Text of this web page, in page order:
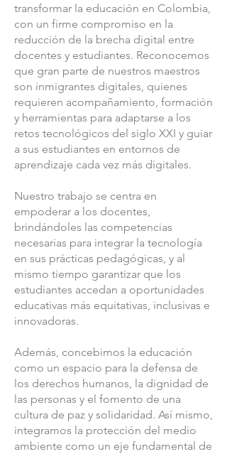
transformar la educación en Colombia,
con un firme compromiso en la
reducción de la brecha digital entre
docentes y estudiantes. Reconocemos
que gran parte de nuestros maestros
son inmigrantes digitales, quienes
requieren acompañamiento, formación
y herramientas para adaptarse a los
retos tecnológicos del siglo XXI y guiar
a sus estudiantes en entornos de
aprendizaje cada vez más digitales.
Nuestro trabajo se centra en
empoderar a los docentes,
brindándoles las competencias
necesarias para integrar la tecnología
en sus prácticas pedagógicas, y al
mismo tiempo garantizar que los
estudiantes accedan a oportunidades
educativas más equitativas, inclusivas e
innovadoras.
Además, concebimos la educación
como un espacio para la defensa de
los derechos humanos, la dignidad de
las personas y el fomento de una
cultura de paz y solidaridad. Así mismo,
integramos la protección del medio
ambiente como un eje fundamental de